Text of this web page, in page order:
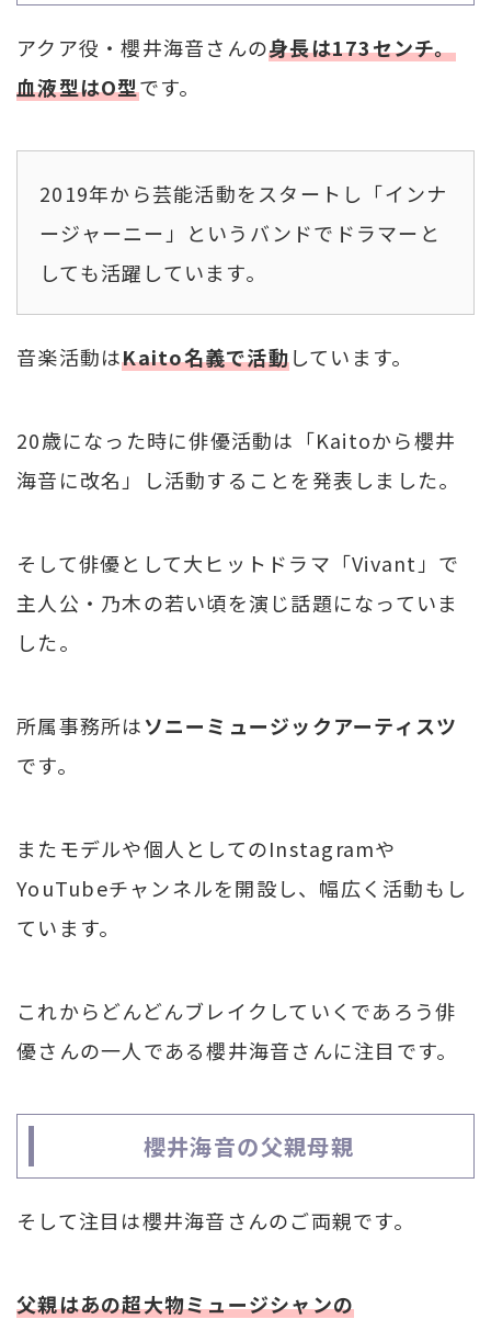
アクア役・櫻井海音さんの身長は173センチ。
血液型はO型です。
2019年から芸能活動をスタートし「インナ
ージャーニー」というバンドでドラマーと
しても活躍しています。
音楽活動はKaito名義で活動しています。
20歳になった時に俳優活動は「Kaitoから櫻井
海音に改名」し活動することを発表しました。
そして俳優として大ヒットドラマ「Vivant」で
主人公・乃木の若い頃を演じ話題になっていま
した。
所属事務所はソニーミュージックアーティスツ
です。
またモデルや個人としてのInstagramや
YouTubeチャンネルを開設し、幅広く活動もし
ています。
これからどんどんブレイクしていくであろう俳
優さんの一人である櫻井海音さんに注目です。
櫻井海音の父親母親
そして注目は櫻井海音さんのご両親です。
父親はあの超大物ミュージシャンの